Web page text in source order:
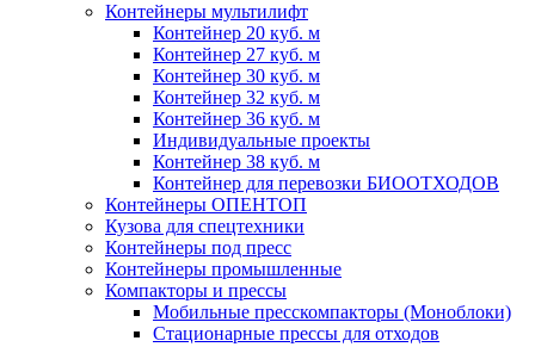
Контейнеры мультилифт
Контейнер 20 куб. м
Контейнер 27 куб. м
Контейнер 30 куб. м
Контейнер 32 куб. м
Контейнер 36 куб. м
Индивидуальные проекты
Контейнер 38 куб. м
Контейнер для перевозки БИООТХОДОВ
Контейнеры ОПЕНТОП
Кузова для спецтехники
Контейнеры под пресс
Контейнеры промышленные
Компакторы и прессы
Мобильные пресскомпакторы (Моноблоки)
Стационарные прессы для отходов